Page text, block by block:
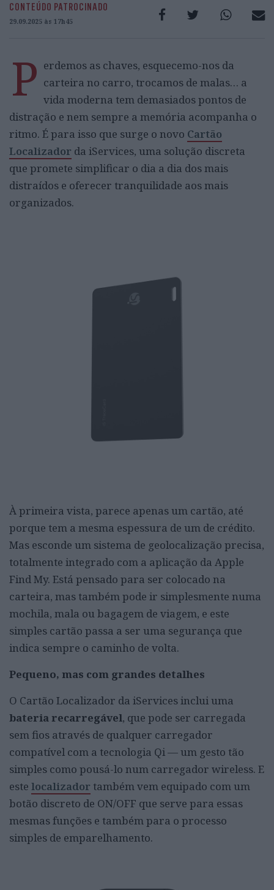
CONTEÚDO PATROCINADO
29.09.2025 às 17h45
P erdemos as chaves, esquecemo-nos da
carteira no carro, trocamos de malas… a
vida moderna tem demasiados pontos de
distração e nem sempre a memória acompanha o
ritmo. É para isso que surge o novo Cartão
Localizador da iServices, uma solução discreta
que promete simplificar o dia a dia dos mais
distraídos e oferecer tranquilidade aos mais
organizados.
À primeira vista, parece apenas um cartão, até
porque tem a mesma espessura de um de crédito.
Mas esconde um sistema de geolocalização precisa,
totalmente integrado com a aplicação da Apple
Find My. Está pensado para ser colocado na
carteira, mas também pode ir simplesmente numa
mochila, mala ou bagagem de viagem, e este
simples cartão passa a ser uma segurança que
indica sempre o caminho de volta.
Pequeno, mas com grandes detalhes
O Cartão Localizador da iServices inclui uma
bateria recarregável, que pode ser carregada
sem fios através de qualquer carregador
compatível com a tecnologia Qi — um gesto tão
simples como pousá-lo num carregador wireless. E
este localizador também vem equipado com um
botão discreto de ON/OFF que serve para essas
mesmas funções e também para o processo
simples de emparelhamento.